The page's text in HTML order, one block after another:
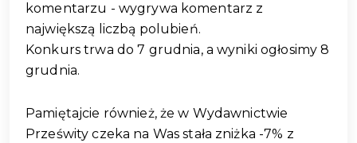
komentarzu - wygrywa komentarz z
największą liczbą polubień.
Konkurs trwa do 7 grudnia, a wyniki ogłosimy 8
grudnia.
Pamiętajcie również, że w Wydawnictwie
Prześwity czeka na Was stała zniżka -7% z